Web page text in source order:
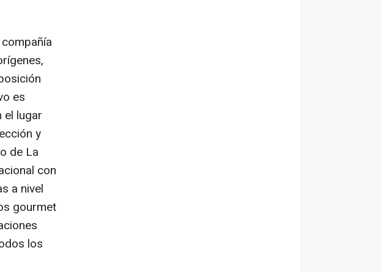
es
el lugar
y
de La
con
a nivel
gourmet
los